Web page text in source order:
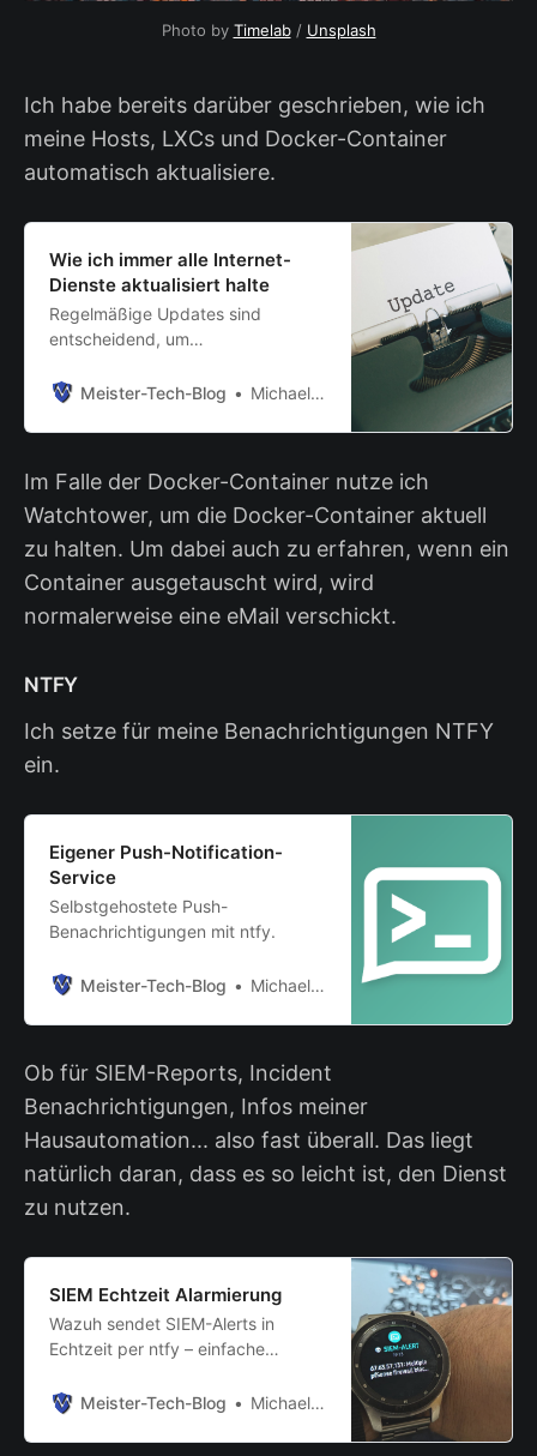
Photo by Timelab / Unsplash
Ich habe bereits darüber geschrieben, wie ich
meine Hosts, LXCs und Docker-Container
automatisch aktualisiere.
Wie ich immer alle Internet-
Dienste aktualisiert halte
Regelmäßige Updates sind
entscheidend, um
Dieser Beitrag zeigt den
und Host-Systeme.
Meister-Tech-Blog Michael Meister
Im Falle der Docker-Container nutze ich
Watchtower, um die Docker-Container aktuell
zu halten. Um dabei auch zu erfahren, wenn ein
Container ausgetauscht wird, wird
normalerweise eine eMail verschickt.
NTFY
Ich setze für meine Benachrichtigungen NTFY
ein.
Eigener Push-Notification-
Service
Selbstgehostete Push-
Benachrichtigungen mit ntfy.
Meister-Tech-Blog Michael Meister
Ob für SIEM-Reports, Incident
Benachrichtigungen, Infos meiner
Hausautomation... also fast überall. Das liegt
natürlich daran, dass es so leicht ist, den Dienst
zu nutzen.
SIEM Echtzeit Alarmierung
Wazuh sendet SIEM-Alerts in
Echtzeit per ntfy – einfache
Konfigurationsupdate.
Meister-Tech-Blog Michael Meister